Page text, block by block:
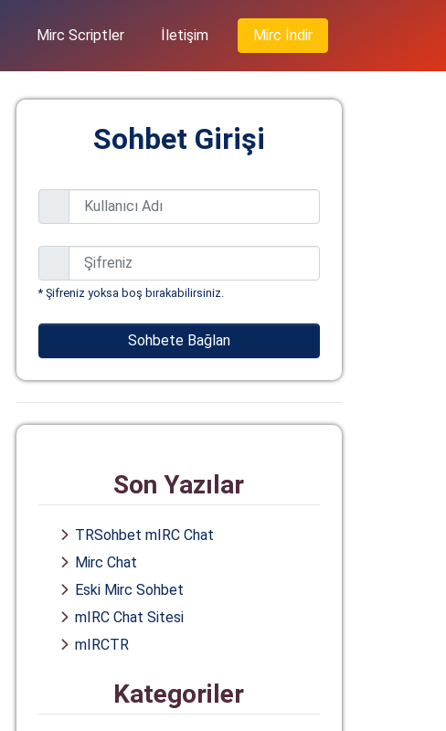
Mirc Scriptler İletişim Mirc İndir
Sohbet Girişi
* Şifreniz yoksa boş bırakabilirsiniz.
Sohbete Bağlan
Son Yazılar
TRSohbet mIRC Chat
Mirc Chat
Eski Mirc Sohbet
mIRC Chat Sitesi
mIRCTR
Kategoriler